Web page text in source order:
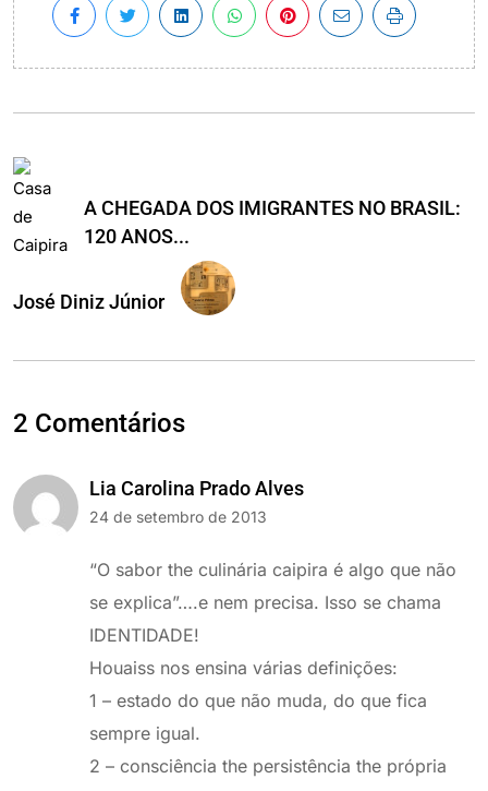
A CHEGADA DOS IMIGRANTES NO BRASIL:
120 ANOS...
José Diniz Júnior
2 Comentários
Lia Carolina Prado Alves
24 de setembro de 2013
“O sabor the culinária caipira é algo que não
se explica”….e nem precisa. Isso se chama
IDENTIDADE!
Houaiss nos ensina várias definições:
1 – estado do que não muda, do que fica
sempre igual.
2 – consciência the persistência the própria